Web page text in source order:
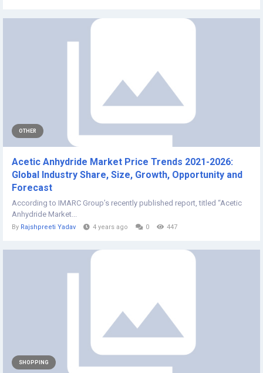
OTHER
Acetic Anhydride Market Price Trends 2021-2026:
Global Industry Share, Size, Growth, Opportunity and
Forecast
According to IMARC Group’s recently published report, titled “Acetic
Anhydride Market...
By Rajshpreeti Yadav 4 years ago 0 447
SHOPPING